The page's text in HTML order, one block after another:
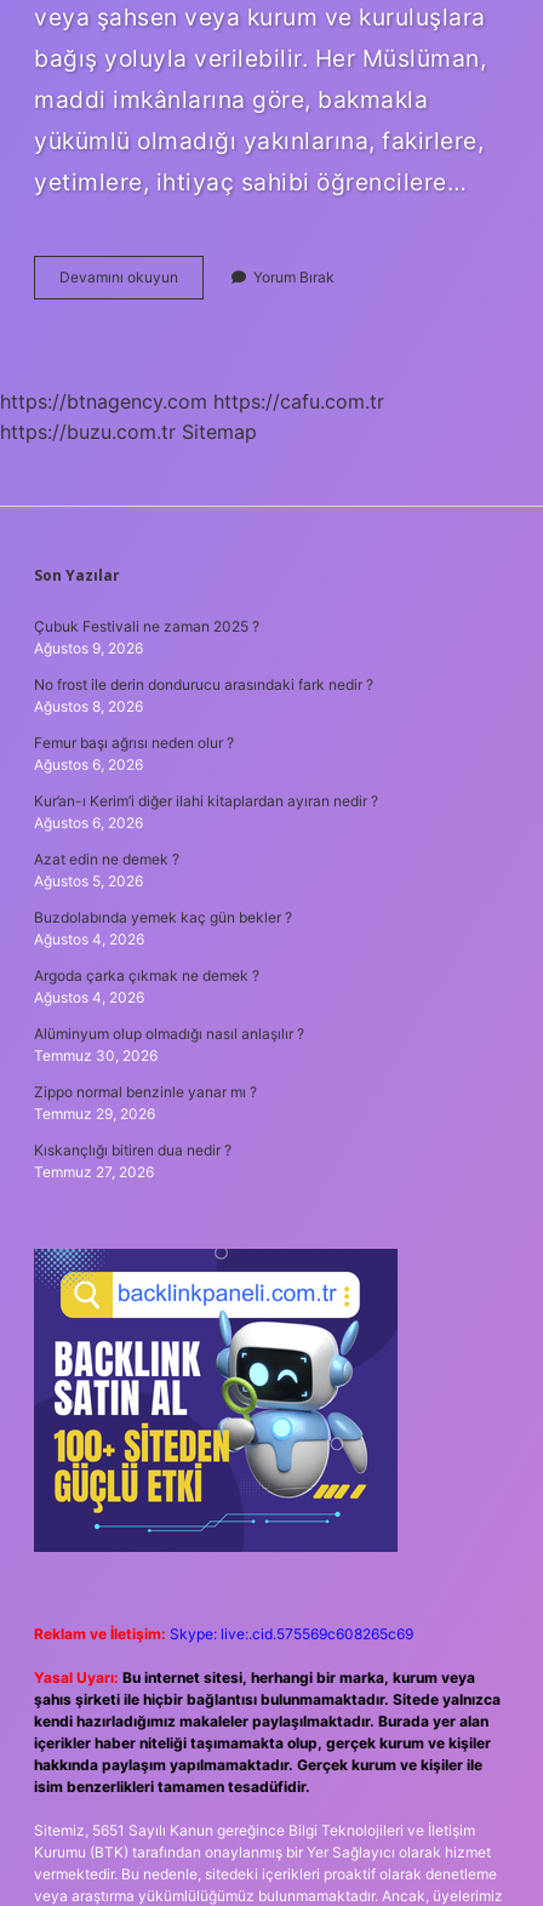
veya şahsen veya kurum ve kuruluşlara
bağış yoluyla verilebilir. Her Müslüman,
maddi imkânlarına göre, bakmakla
yükümlü olmadığı yakınlarına, fakirlere,
yetimlere, ihtiyaç sahibi öğrencilere…
Devamını okuyun
Kardeşe
Yorum Bırak
https://btnagency.com https://cafu.com.tr
https://buzu.com.tr Sitemap
SIDEBAR
Son Yazılar
Çubuk Festivali ne zaman 2025 ?
Ağustos 9, 2026
No frost ile derin dondurucu arasındaki fark nedir ?
Ağustos 8, 2026
Femur başı ağrısı neden olur ?
Ağustos 6, 2026
Kur’an-ı Kerim’i diğer ilahi kitaplardan ayıran nedir ?
Ağustos 6, 2026
Azat edin ne demek ?
Ağustos 5, 2026
Buzdolabında yemek kaç gün bekler ?
Ağustos 4, 2026
Argoda çarka çıkmak ne demek ?
Ağustos 4, 2026
Alüminyum olup olmadığı nasıl anlaşılır ?
Temmuz 30, 2026
Zippo normal benzinle yanar mı ?
Temmuz 29, 2026
Kıskançlığı bitiren dua nedir ?
Temmuz 27, 2026
Reklam ve İletişim: Skype: live:.cid.575569c608265c69
Yasal Uyarı: Bu internet sitesi, herhangi bir marka, kurum veya
şahıs şirketi ile hiçbir bağlantısı bulunmamaktadır. Sitede yalnızca
kendi hazırladığımız makaleler paylaşılmaktadır. Burada yer alan
içerikler haber niteliği taşımamakta olup, gerçek kurum ve kişiler
hakkında paylaşım yapılmamaktadır. Gerçek kurum ve kişiler ile
isim benzerlikleri tamamen tesadüfidir.
Sitemiz, 5651 Sayılı Kanun gereğince Bilgi Teknolojileri ve İletişim
Kurumu (BTK) tarafından onaylanmış bir Yer Sağlayıcı olarak hizmet
vermektedir. Bu nedenle, sitedeki içerikleri proaktif olarak denetleme
veya araştırma yükümlülüğümüz bulunmamaktadır. Ancak, üyelerimiz